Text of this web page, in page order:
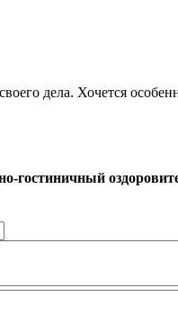
дела. Хочется
гостиничный